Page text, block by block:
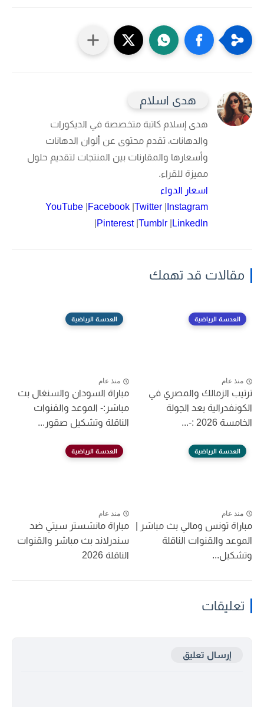
هدى اسلام
هدى إسلام كاتبة متخصصة في الديكورات
والدهانات، تقدم محتوى عن ألوان الدهانات
وأسعارها والمقارنات بين المنتجات لتقديم حلول
مميزة للقراء.
اسعار الدواء
YouTube Facebook Twitter
Instagram
Pinterest| Tumblr LinkedIn
مقالات قد تهمك
العدسة الرياضية
منذ عام
ترتيب الزمالك والمصري في
الكونفدرالية بعد الجولة
الخامسة 2026 :-...
العدسة الرياضية
منذ عام
مباراة السودان والسنغال بث
مباشر:- الموعد والقنوات
الناقلة وتشكيل صقور...
العدسة الرياضية
منذ عام
مباراة تونس ومالي بث مباشر |
الموعد والقنوات الناقلة
وتشكيل...
العدسة الرياضية
منذ عام
مباراة مانشستر سيتي ضد
سندرلاند بث مباشر والقنوات
الناقلة 2026
تعليقات
إرسال تعليق